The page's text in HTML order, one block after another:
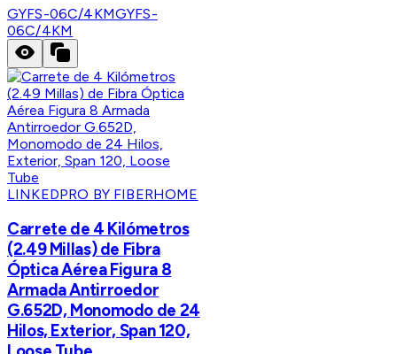
GYFS-06C/4KMGYFS-
06C/4KM
LINKEDPRO BY FIBERHOME
Carrete de 4 Kilómetros
(2.49 Millas) de Fibra
Óptica Aérea Figura 8
Armada Antirroedor
G.652D, Monomodo de 24
Hilos, Exterior, Span 120,